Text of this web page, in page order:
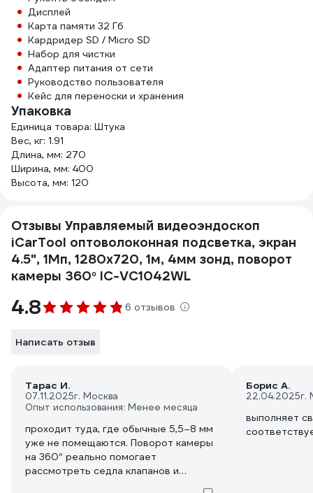
Дисплей
Карта памяти 32 Гб
Кардридер SD / Micro SD
Набор для чистки
Адаптер питания от сети
Руководство пользователя
Кейс для переноски и хранения
Упаковка
Единица товара: Штука
Вес, кг: 1.91
Длина, мм: 270
Ширина, мм: 400
Высота, мм: 120
Отзывы Управляемый видеоэндоскоп
iCarTool оптоволоконная подсветка, экран
4.5", 1Мп, 1280х720, 1м, 4мм зонд, поворот
камеры 360° IC-VC1042WL
4.8 6 отзывов
Написать отзыв
Тарас И.
07.11.2025г. Москва
Опыт использования: Менее месяца
проходит туда, где обычные 5,5–8 мм
уже не помещаются. Поворот камеры
на 360° реально помогает
рассмотреть седла клапанов и
Борис А.
22.04.2025г.
выполняет